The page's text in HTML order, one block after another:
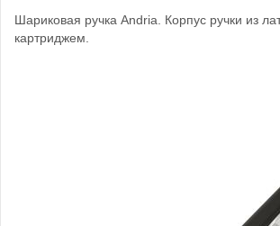
Шариковая ручка Andria. Корпус ручки из
картриджем.